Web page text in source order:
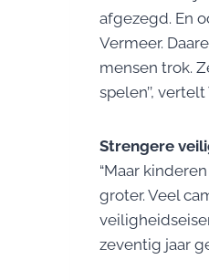
afgezegd. En
Vermeer.
mensen trok.
spelen’’,
Strengere
“Maar
groter. Veel
zeventig jaar